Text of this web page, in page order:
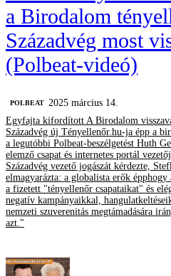
a Birodalom
Századvég most
(Polbeat-videó)
‎POLBEAT
2025 március 14.
Egyfajta kifordított A Birodalom
Századvég új Tényellenőr.hu-ja épp a
a legutóbbi Polbeat-beszélgetést Huth
elemző csapat és internetes portál
Századvég vezető jogászát kérdezte,
elmagyarázta: a globalista erők épphogy
a fizetett "tényellenőr csapataikat" és
negatív kampányaikkal,
nemzeti szuverenitás megtámadására
azt."